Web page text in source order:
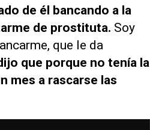
de él bancando a la
de prostituta. Soy
que le da
que porque no tenía la
mes a rascarse las